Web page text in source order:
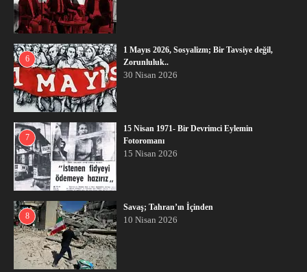
6
1 Mayıs 2026, Sosyalizm; Bir Tavsiye değil,
Zorunluluk..
30 Nisan 2026
7
15 Nisan 1971- Bir Devrimci Eylemin
Fotoromanı
15 Nisan 2026
8
Savaş; Tahran’ın İçinden
10 Nisan 2026